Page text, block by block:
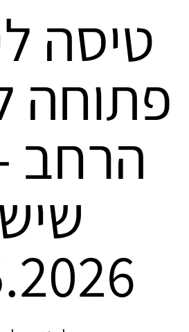
טיסה
פתוחה
הרחב